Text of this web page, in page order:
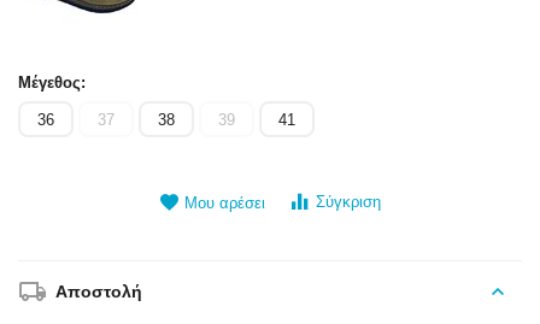
Μέγεθος:
36 37 38 39 41
Μου αρέσει Σύγκριση
Αποστολή